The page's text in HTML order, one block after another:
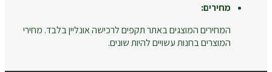
מחירים:
המחירים המוצגים באתר תקפים לרכישה אונליין בלבד. מחירי
המוצרים בחנות עשויים להיות שונים.